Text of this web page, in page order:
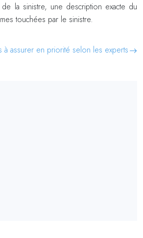
la sinistre, une description exacte du
touchées par le sinistre.
à assurer en priorité selon les experts